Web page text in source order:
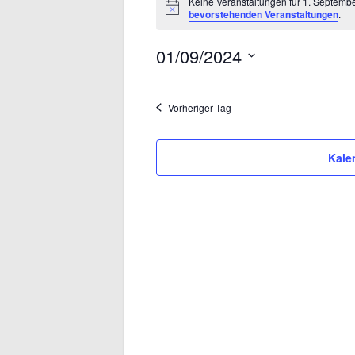
FÜR
1.
SEPTEMBER
Hinweisbevorstehenden Veranstaltungen.
01/09/2024
Vorheriger Tag